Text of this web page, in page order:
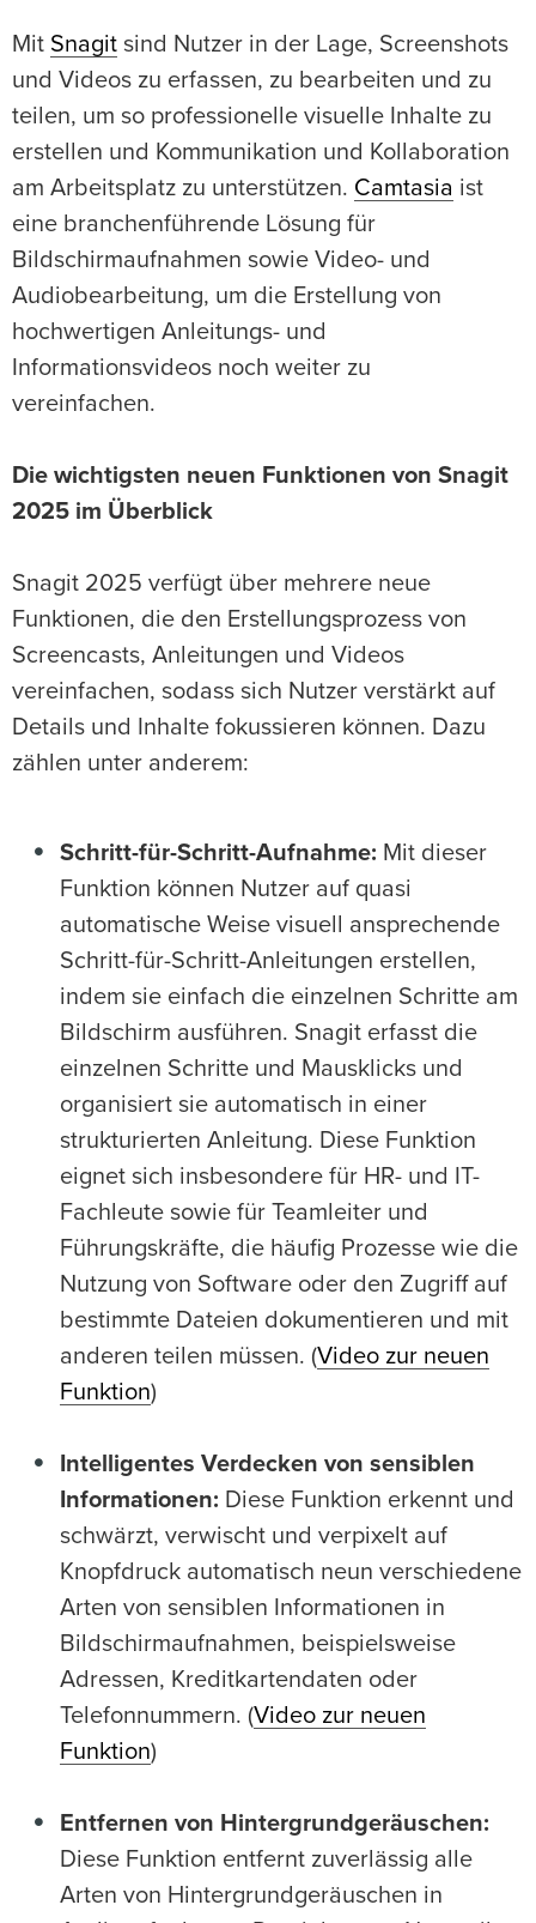
Mit Snagit sind Nutzer in der Lage, Screenshots
und Videos zu erfassen, zu bearbeiten und zu
teilen, um so professionelle visuelle Inhalte zu
erstellen und Kommunikation und Kollaboration
am Arbeitsplatz zu unterstützen. Camtasia ist
eine branchenführende Lösung für
Bildschirmaufnahmen sowie Video- und
Audiobearbeitung, um die Erstellung von
hochwertigen Anleitungs- und
Informationsvideos noch weiter zu
vereinfachen.
Die wichtigsten neuen Funktionen von Snagit
2025 im Überblick
Snagit 2025 verfügt über mehrere neue
Funktionen, die den Erstellungsprozess von
Screencasts, Anleitungen und Videos
vereinfachen, sodass sich Nutzer verstärkt auf
Details und Inhalte fokussieren können. Dazu
zählen unter anderem:
Schritt-für-Schritt-Aufnahme: Mit dieser
Funktion können Nutzer auf quasi
automatische Weise visuell ansprechende
Schritt-für-Schritt-Anleitungen erstellen,
indem sie einfach die einzelnen Schritte am
Bildschirm ausführen. Snagit erfasst die
einzelnen Schritte und Mausklicks und
organisiert sie automatisch in einer
strukturierten Anleitung. Diese Funktion
eignet sich insbesondere für HR- und IT-
Fachleute sowie für Teamleiter und
Führungskräfte, die häufig Prozesse wie die
Nutzung von Software oder den Zugriff auf
bestimmte Dateien dokumentieren und mit
anderen teilen müssen. (Video zur neuen
Funktion)
Intelligentes Verdecken von sensiblen
Informationen: Diese Funktion erkennt und
schwärzt, verwischt und verpixelt auf
Knopfdruck automatisch neun verschiedene
Arten von sensiblen Informationen in
Bildschirmaufnahmen, beispielsweise
Adressen, Kreditkartendaten oder
Telefonnummern. (Video zur neuen
Funktion)
Entfernen von Hintergrundgeräuschen:
Diese Funktion entfernt zuverlässig alle
Arten von Hintergrundgeräuschen in